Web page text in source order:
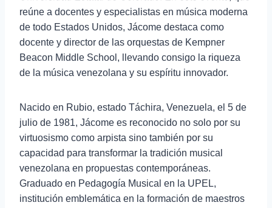
reúne a docentes y especialistas en música moderna
de todo Estados Unidos, Jácome destaca como
docente y director de las orquestas de Kempner
Beacon Middle School, llevando consigo la riqueza
de la música venezolana y su espíritu innovador.
Nacido en Rubio, estado Táchira, Venezuela, el 5 de
julio de 1981, Jácome es reconocido no solo por su
virtuosismo como arpista sino también por su
capacidad para transformar la tradición musical
venezolana en propuestas contemporáneas.
Graduado en Pedagogía Musical en la UPEL,
institución emblemática en la formación de maestros